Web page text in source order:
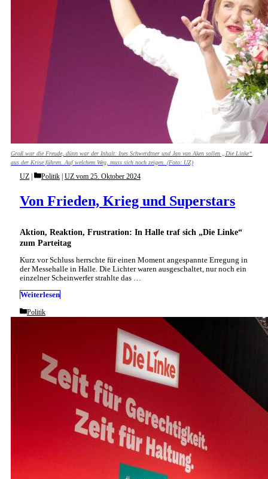
Groß war die Freude, dünn war der Inhalt: Ines Schwerdtner und Jan van Aken sollen „Die Linke“
aus der Krise führen. Auf welchem Weg, muss sich noch zeigen. (Foto: UZ)
Aktion, Reaktion, Frustration: In Halle traf sich „Die Linke“
zum Parteitag
Von Frieden, Krieg und Superstars
UZ Categories
Politik | UZ vom 25. Oktober 2024
Kurz vor Schluss herrschte für einen Moment angespannte Erregung in
der Messehalle in Halle. Die Lichter waren ausgeschaltet, nur noch ein
einzelner Scheinwerfer strahlte das …
Weiterlesen
Categories
Politik